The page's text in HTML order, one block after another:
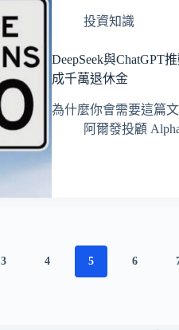
投資知識
DeepSeek與ChatGPT
成千萬退休金
為什麼你會需要這篇
阿爾發投顧
3 4 5 6